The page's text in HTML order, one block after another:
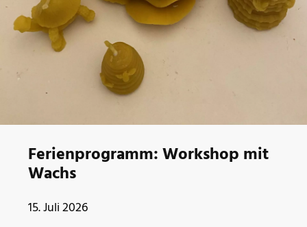
Ferienprogramm: Workshop mit
Wachs
15. Juli 2026